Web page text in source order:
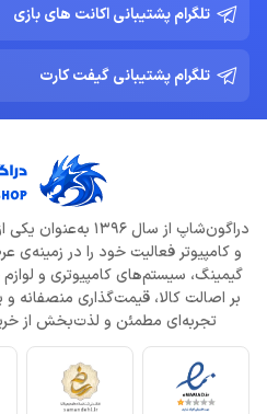
تلگرام پشتیبانی اکانت های بازی
تلگرام پشتیبانی گیفت کارت
دراگون‌شاپ از سال
و کامپیوتر فعالیت خود را در
گیمینگ، سیستم‌های کامپیوتری و
بر اصالت کالا، قیمت‌گذاری منصفانه
تجربه‌ای مطمئن و لذت‌بخش از خرید